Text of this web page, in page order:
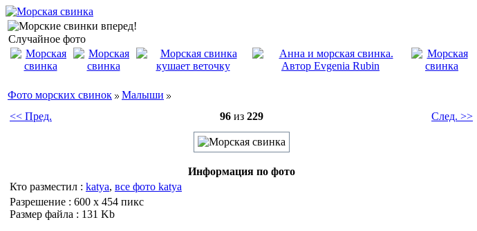
Случайное фото
Фото морских свинок
Малыши
<< Пред.
96из 229 След. >>
Информация по фото
Кто разместил : katya, все фото katya
Разрешение : 600 x 454 пикс
Размер файла : 131 Kb